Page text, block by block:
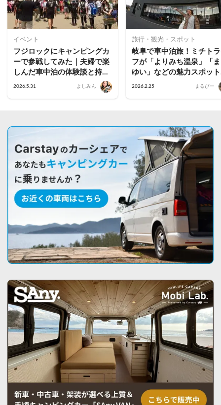
イベント
フジロックにキャンピングカ
ーで参戦してみた｜夫婦で楽
しんだ車中泊の体験談と持ち
2026.5.31 よしみん
旅行・観光・スポット
岐阜で車中泊旅！ミチト
フが「よりみち温泉」「
ゆい」などの魅力スポッ
体験してきた（「テラス
2026.2.25 まるぴー